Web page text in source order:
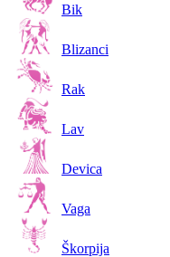
Bik
Blizanci
Rak
Lav
Devica
Vaga
Škorpija